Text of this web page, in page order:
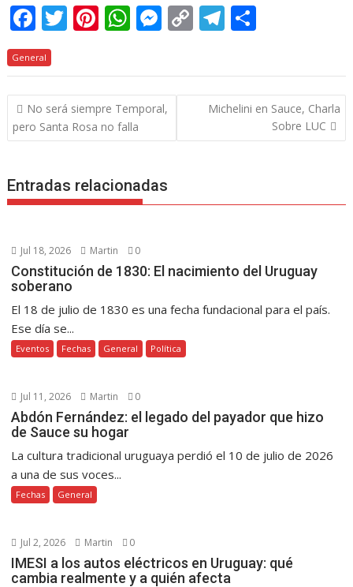
F
ac
e
b
o
o
T
itt
er
Pi
er
e
st
W
at
s
A
p
M
ss
e
n
g
C
p
y
Li
n
T
e
gr
a
m
m
p
ar
ti
General
Navegación
de
entradas
No será siempre Temporal,
pero Santa Rosa no falla
Michelini en Sauce, Charla
Sobre LUC
Entradas relacionadas
Jul 18, 2026 Martin 0
Constitución de 1830: El nacimiento del Uruguay
soberano
El 18 de julio de 1830 es una fecha fundacional para el país.
Ese día se...
Eventos Fechas General Política
Jul 11, 2026 Martin 0
Abdón Fernández: el legado del payador que hizo
de Sauce su hogar
La cultura tradicional uruguaya perdió el 10 de julio de 2026
a una de sus voces...
Fechas General
Jul 2, 2026 Martin 0
IMESI a los autos eléctricos en Uruguay: qué
cambia realmente y a quién afecta